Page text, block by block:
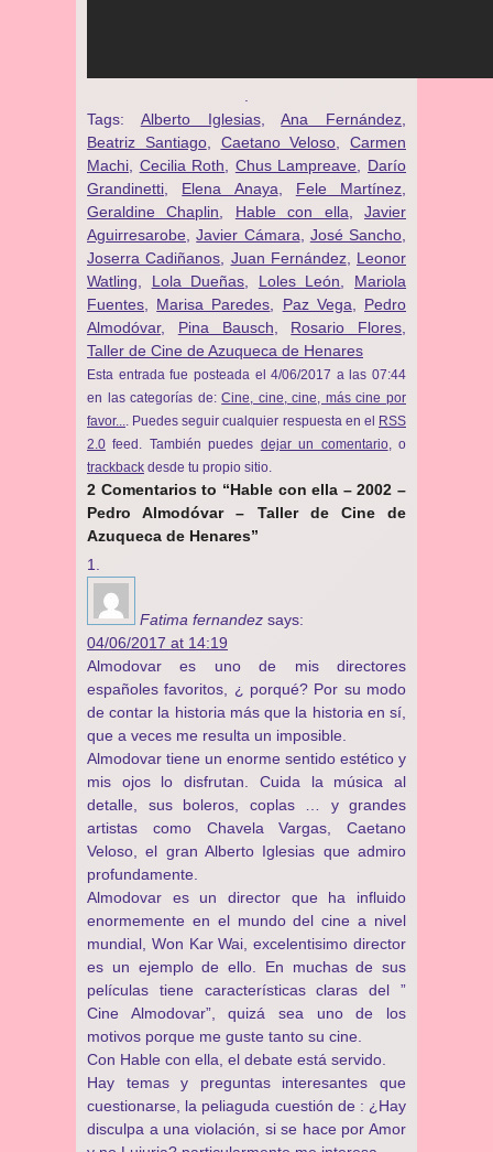
Tags: Alberto Iglesias,Ana Fernández
Beatriz Santiago, Caetano Veloso
Carmen
Machi
Cecilia Roth Chus Lampreave
Darío
Grandinetti
Elena Anaya Fele Martínez
Geraldine Chaplin
Hable con ella ,Javier
Aguirresarobe ,Javier Cámara José Sancho
Joserra Cadiñanos
Juan Fernández, Leonor
Watling
Lola Dueñas Loles León
Mariola
Fuentes
Marisa Paredes Paz Vega
Pedro
Almodóvar, Pina Bausch Rosario Flores
Taller de Cine de Azuqueca de Henares
Esta entrada fue posteada el 4/06/2017 a las 07:44
en las categorías de:Cine, cine, cine, más cine por
favor...
. Puedes seguir cualquier respuesta en el RSS
2.0 feed. También puedes dejar un comentario, o
trackback desde tu propio sitio.
2 Comentarios to “Hable con ella – 2002 –
Pedro Almodóvar – Taller de Cine de
Azuqueca de Henares”
Fatima fernandez says:
04/06/2017 at 14:19
Almodovar es uno de mis directores
españoles favoritos, ¿ porqué? Por su modo
de contar la historia más que la historia en sí,
que a veces me resulta un imposible.
Almodovar tiene un enorme sentido estético y
mis ojos lo disfrutan. Cuida la música al
detalle, sus boleros, coplas … y grandes
artistas como Chavela Vargas, Caetano
Veloso, el gran Alberto Iglesias que admiro
profundamente.
Almodovar es un director que ha influido
enormemente en el mundo del cine a nivel
mundial, Won Kar Wai, excelentisimo director
es un ejemplo de ello. En muchas de sus
películas tiene características claras del ”
Cine Almodovar”, quizá sea uno de los
motivos porque me guste tanto su cine.
Con Hable con ella, el debate está servido.
Hay temas y preguntas interesantes que
cuestionarse, la peliaguda cuestión de : ¿Hay
disculpa a una violación, si se hace por Amor